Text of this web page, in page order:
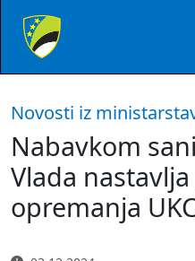
Novosti iz
Nabavkom
Vlada
opremanja